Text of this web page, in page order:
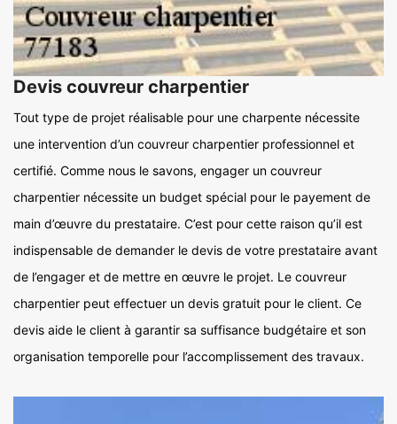
Devis couvreur charpentier
Tout type de projet réalisable pour une charpente nécessite
une intervention d’un couvreur charpentier professionnel et
certifié. Comme nous le savons, engager un couvreur
charpentier nécessite un budget spécial pour le payement de
main d’œuvre du prestataire. C’est pour cette raison qu’il est
indispensable de demander le devis de votre prestataire avant
de l’engager et de mettre en œuvre le projet. Le couvreur
charpentier peut effectuer un devis gratuit pour le client. Ce
devis aide le client à garantir sa suffisance budgétaire et son
organisation temporelle pour l’accomplissement des travaux.